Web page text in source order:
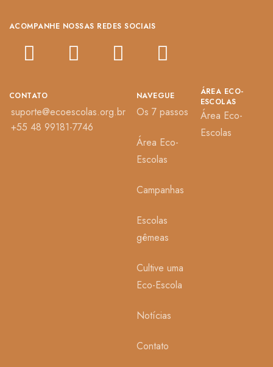
ACOMPANHE NOSSAS REDES SOCIAIS
NAVEGUE
Os 7 passos
Área Eco-
Escolas
Campanhas
Escolas
gêmeas
Cultive uma
Eco-Escola
Notícias
Contato
ÁREA ECO-
ESCOLAS
Área Eco-
Escolas
CONTATO
suporte@ecoescolas.org.br
+55 48 99181-7746